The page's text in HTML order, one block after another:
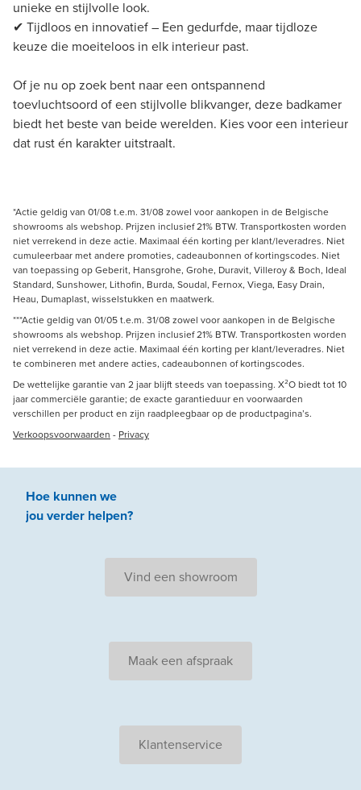
unieke en stijlvolle look.
✔ Tijdloos en innovatief – Een gedurfde, maar tijdloze
keuze die moeiteloos in elk interieur past.
Of je nu op zoek bent naar een ontspannend
toevluchtsoord of een stijlvolle blikvanger, deze badkamer
biedt het beste van beide werelden. Kies voor een interieur
dat rust én karakter uitstraalt.
*Actie geldig van 01/08 t.e.m. 31/08 zowel voor aankopen in de Belgische
showrooms als webshop. Prijzen inclusief 21% BTW. Transportkosten worden
niet verrekend in deze actie. Maximaal één korting per klant/leveradres. Niet
cumuleerbaar met andere promoties, cadeaubonnen of kortingscodes. Niet
van toepassing op Geberit, Hansgrohe, Grohe, Duravit, Villeroy & Boch, Ideal
Standard, Sunshower, Lithofin, Burda, Soudal, Fernox, Viega, Easy Drain,
Heau, Dumaplast, wisselstukken en maatwerk.
***Actie geldig van 01/05 t.e.m. 31/08 zowel voor aankopen in de Belgische
showrooms als webshop. Prijzen inclusief 21% BTW. Transportkosten worden
niet verrekend in deze actie. Maximaal één korting per klant/leveradres. Niet
te combineren met andere acties, cadeaubonnen of kortingscodes.
De wettelijke garantie van 2 jaar blijft steeds van toepassing. X²O biedt tot 10
jaar commerciële garantie; de exacte garantieduur en voorwaarden
verschillen per product en zijn raadpleegbaar op de productpagina’s.
Verkoopsvoorwaarden - Privacy
Hoe kunnen we
jouverder helpen?
Vind een showroom
Maak een afspraak
Klantenservice